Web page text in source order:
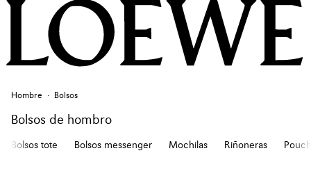
Hombre Bolsos
Bolsos de hombro
Bolsos tote Bolsos messenger Mochilas Riñoneras